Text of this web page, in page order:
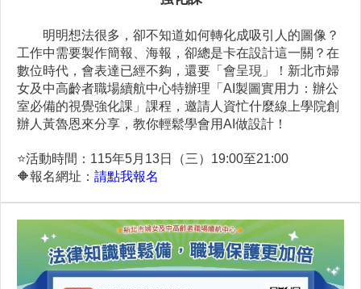
明明想法很多，卻不知道如何轉化成吸引人的圖像？
工作中需要製作簡報、海報，卻總是卡在設計這一關？在
數位時代，會表達已經不夠，還要「會呈現」！新北市婦
女及中高齡者職場續航中心特辦理「AI製圖實用力：辦公
室必備的視覺強化課」課程，邀請人資忙什麼線上學院創
辦人黃魯恩來分享，教你輕鬆學會用AI做設計！
⭐️活動時間：115年5月13日（三）19:00至21:00
🔶報名網址： 請點我報名